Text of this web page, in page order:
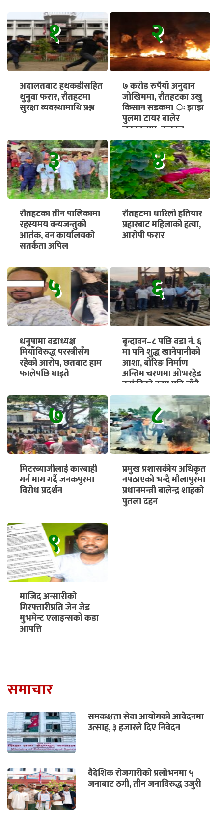
१
अदालतबाट हथकडीसहित
थुनुवा फरार, रौतहटमा
सुरक्षा व्यवस्थामाथि प्रश्न
२
७ करोड रुपैयाँ अनुदान
जोखिममा, रौतहटका उखु
किसान सडकमा ः झाझ
पुलमा टायर बालेर
चक्काजाम, तत्काल
भुक्तानी सुनिश्चित गर्न माग
३
रौतहटका तीन पालिकामा
रहस्यमय वन्यजन्तुको
आतंक, वन कार्यालयको
सतर्कता अपिल
४
रौतहटमा धारिलो हतियार
प्रहारबाट महिलाको हत्या,
आरोपी फरार
५
धनुषामा वडाध्यक्ष
मियाँविरुद्ध परस्त्रीसँग
रहेको आरोप, छतबाट हाम
फालेपछि घाइते
६
बृन्दावन–८ पछि वडा नं. ६
मा पनि शुद्ध खानेपानीको
आशा, बोरिङ निर्माण
अन्तिम चरणमा ओभरहेड
ट्यांकीको काम पनि चाँडै
सुरु हुने
७
मिटरब्याजीलाई कारबाही
गर्न माग गर्दै जनकपुरमा
विरोध प्रदर्शन
८
प्रमुख प्रशासकीय अधिकृत
नपठाएको भन्दै मौलापुरमा
प्रधानमन्त्री बालेन्द्र शाहको
पुतला दहन
९
माजिद अन्सारीको
गिरफ्तारीप्रति जेन जेड
मुभमेन्ट एलाइन्सको कडा
आपत्ति
समाचार
समकक्षता सेवा आयोगको आवेदनमा
उत्साह, ३ हजारले दिए निवेदन
वैदेशिक रोजगारीको प्रलोभनमा ५
जनाबाट ठगी, तीन जनाविरुद्ध उजुरी